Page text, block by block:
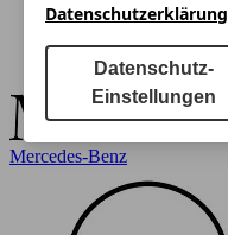
Mercedes-Benz
Datenschutzerklärung
Datenschutz-
Einstellungen